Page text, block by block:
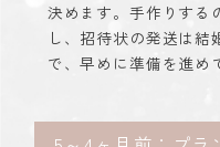
決めます。手作りする
し、招待状の発送は
で、早めに準備を進め